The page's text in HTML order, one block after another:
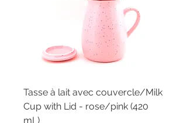
Tasse à lait avec couvercle/Milk
Cup with Lid - rose/pink (420
mL)